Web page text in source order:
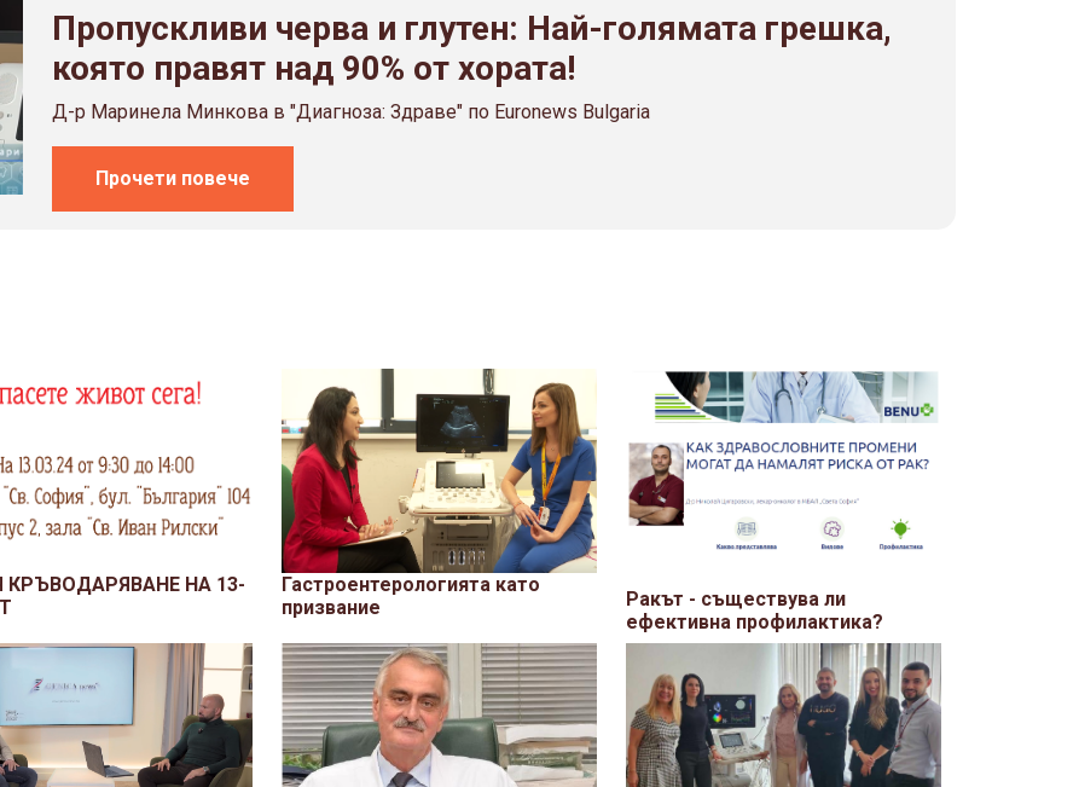
Пропускливи черва и глутен: Най-голямата грешка,
която правят над 90% от хората!
Д-р Маринела Минкова в "Диагноза: Здраве" по Euronews Bulgaria
Прочети повече
КРЪВОДАРЯВАНЕ НА 13-
Гастроентерологията като
призвание
Ракът - съществува ли
ефективна профилактика?